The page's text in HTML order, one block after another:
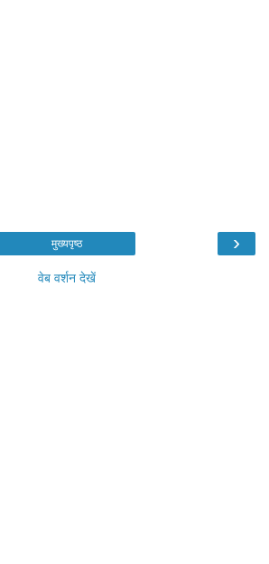
›
मुख्यपृष्ठ
वेब वर्शन देखें